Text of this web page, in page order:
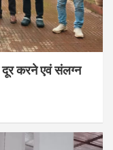
करने एवं संलग्न